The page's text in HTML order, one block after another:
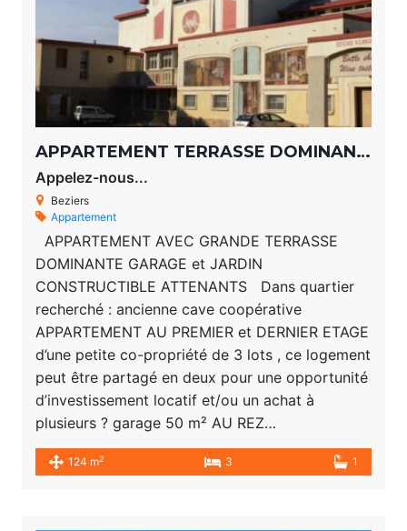
APPARTEMENT TERRASSE DOMINANTE GARAGE et JARDIN CONSTRUCTIBLE
Appelez-nous...
Beziers
Appartement
APPARTEMENT AVEC GRANDE TERRASSE
DOMINANTE GARAGE et JARDIN
CONSTRUCTIBLE ATTENANTS Dans quartier
recherché : ancienne cave coopérative
APPARTEMENT AU PREMIER et DERNIER ETAGE
d’une petite co-propriété de 3 lots , ce logement
peut être partagé en deux pour une opportunité
d’investissement locatif et/ou un achat à
plusieurs ? garage 50 m² AU REZ…
124 m2 3 1